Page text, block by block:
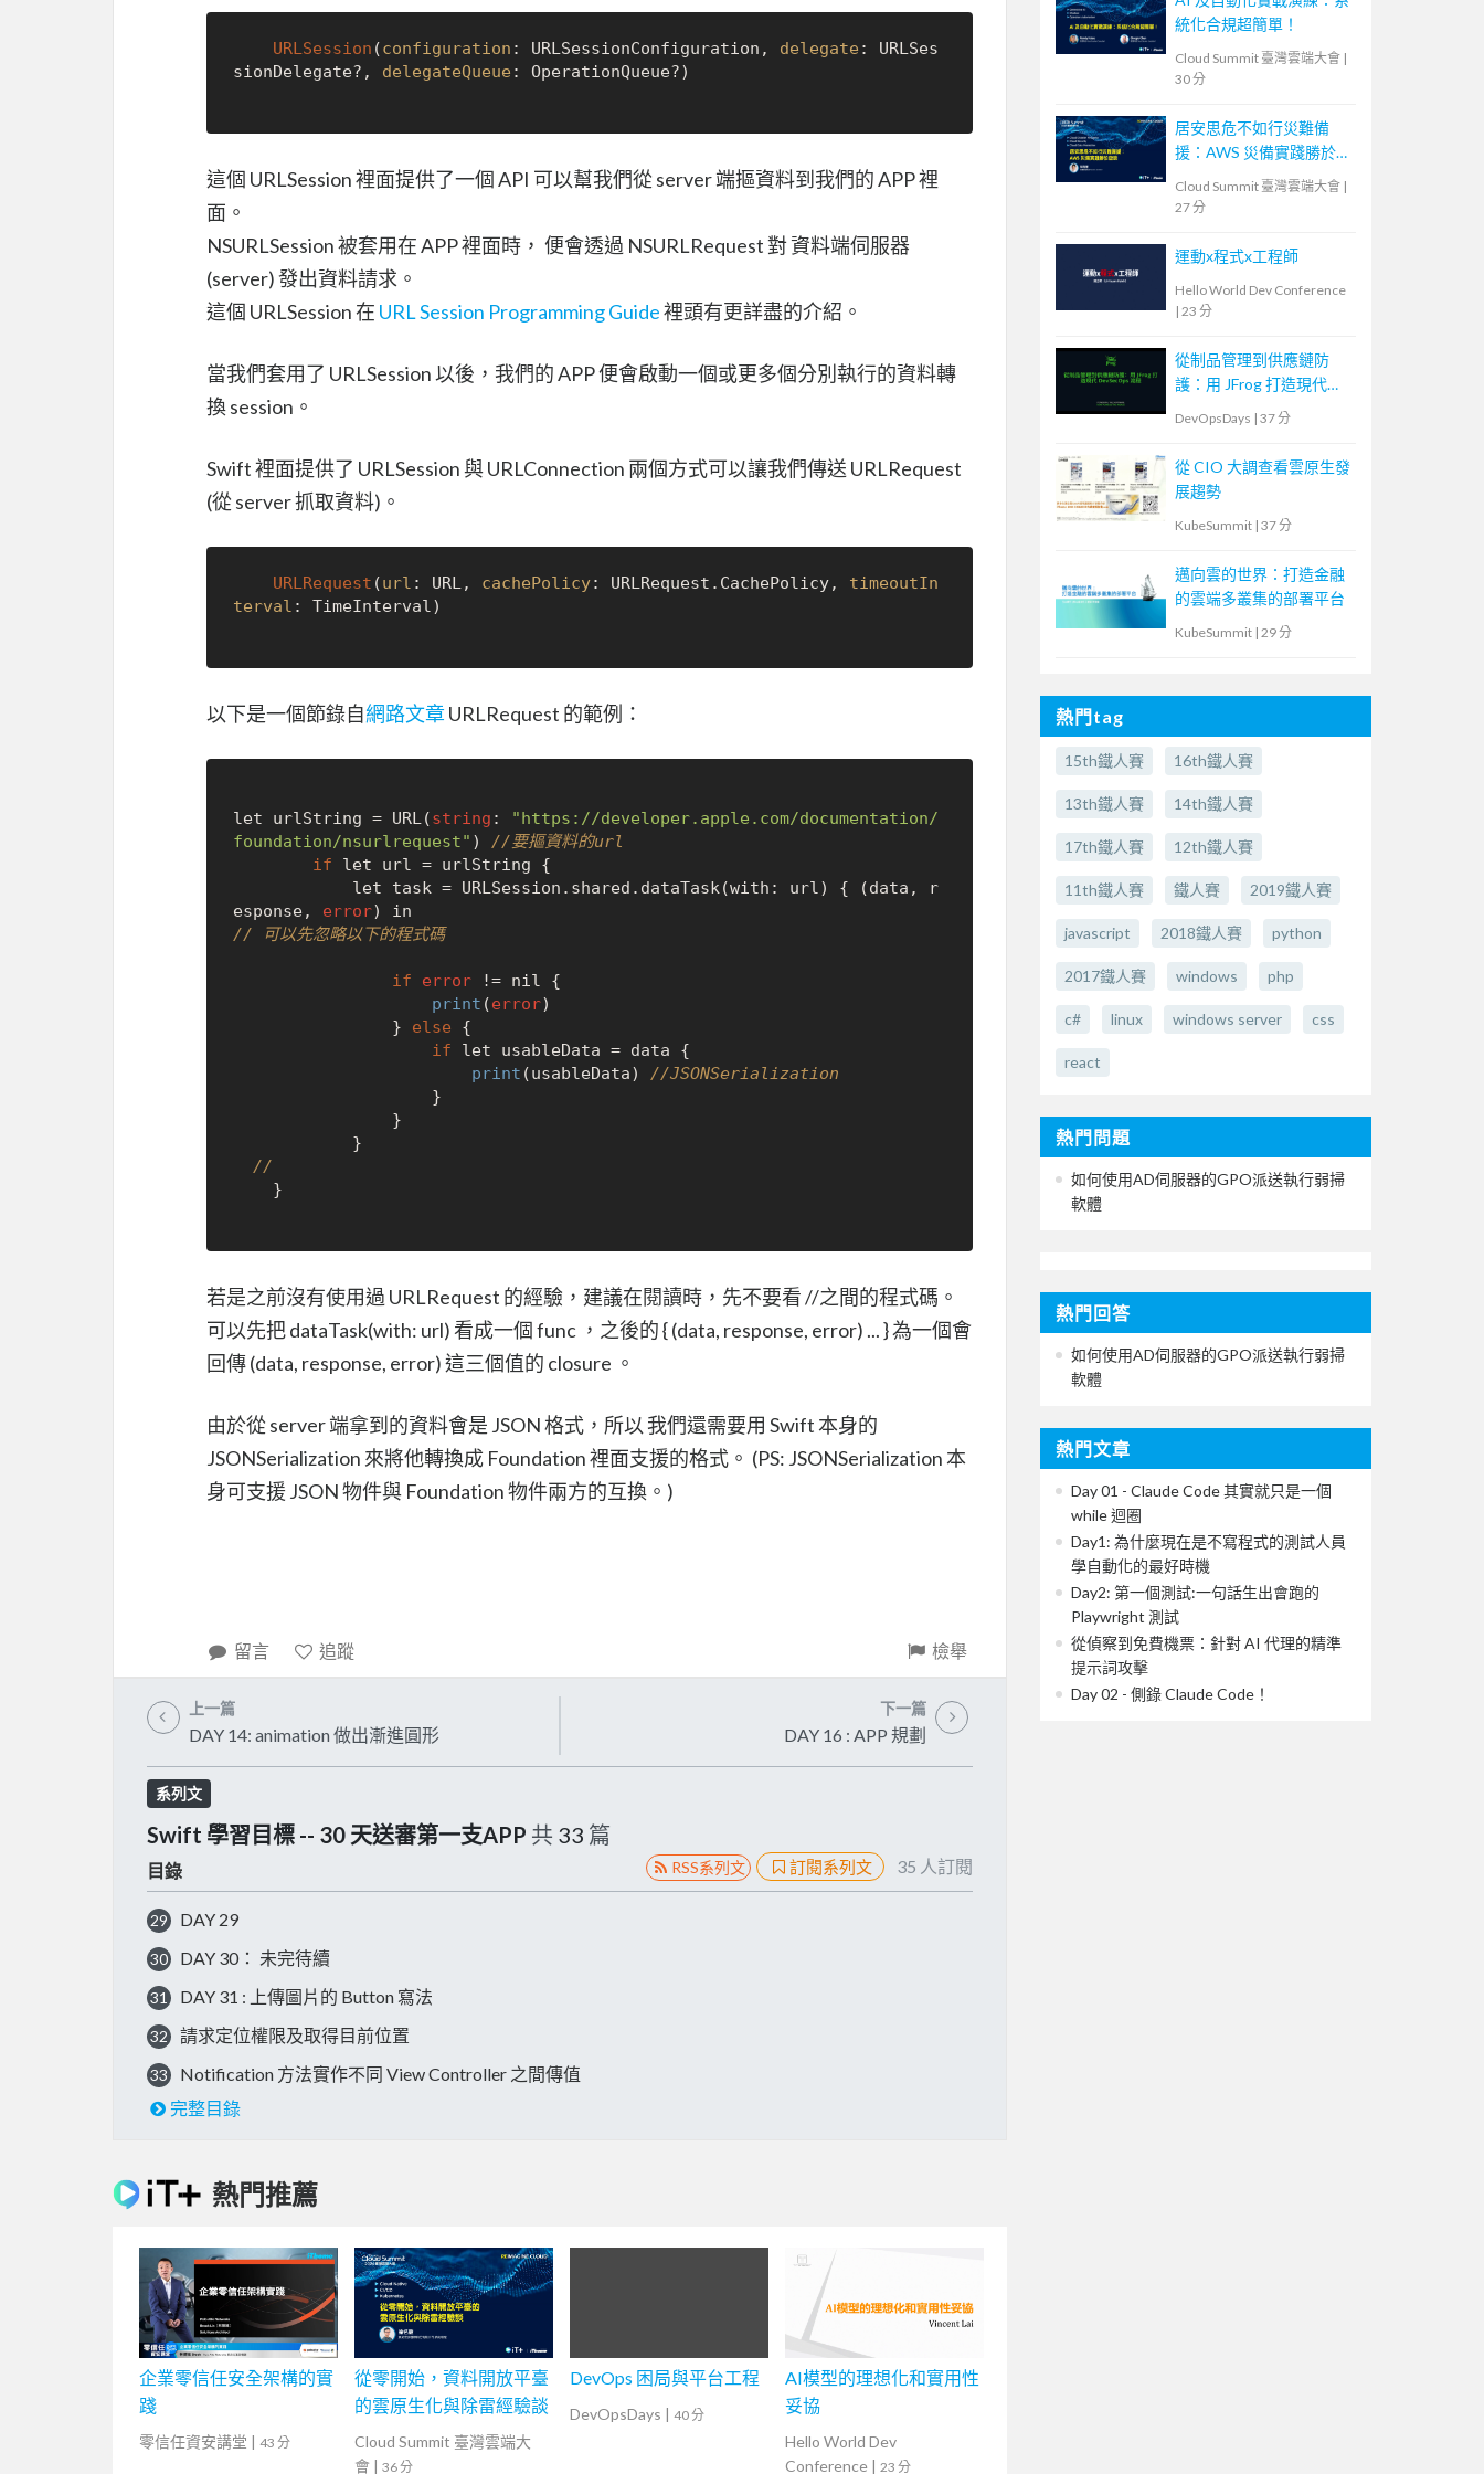
URLSession (configuration : URLSessionConfiguration, delegate : URLSes
sionDelegate?, delegateQueue : OperationQueue?)
這個 URLSession 裡面提供了一個 API 可以幫我們從 server 端摳資料到我們的 APP 裡
面。
NSURLSession 被套用在 APP 裡面時， 便會透過 NSURLRequest 對 資料端伺服器
(server) 發出資料請求。
這個 URLSession 在 URL Session Programming Guide裡頭有更詳盡的介紹。
當我們套用了 URLSession 以後，我們的 APP 便會啟動一個或更多個分別執行的資料轉
換 session。
Swift 裡面提供了 URLSession 與 URLConnection 兩個方式可以讓我們傳送 URLRequest
(從 server 抓取資料)。
URLRequest (url : URL, cachePolicy: URLRequest.CachePolicy, timeoutIn
terval : TimeInterval)
以下是一個節錄自網路文章URLRequest 的範例：
let urlString = URL(string :
"https://developer.apple.com/documentation/
foundation/nsurlrequest" ) //要摳資料的url
if let url = urlString {
esponse, error
// 可以先忽略以下的程式碼
if error != nil {
print (error)
                }
else {
if let usableData = data {
print (usableData) //JSONSerialization
//
若是之前沒有使用過 URLRequest 的經驗，建議在閱讀時，先不要看 //之間的程式碼。
可以先把 dataTask(with: url) 看成一個 func ，之後的 { (data, response, error) ... } 為一個會
回傳 (data, response, error) 這三個值的 closure 。
由於從 server 端拿到的資料會是 JSON 格式，所以 我們還需要用 Swift 本身的
JSONSerialization 來將他轉換成 Foundation 裡面支援的格式。 (PS: JSONSerialization 本
身可支援 JSON 物件與 Foundation 物件兩方的互換。)
留言 追蹤 檢舉
上一篇
DAY 14: animation 做出漸進圓形
下一篇
DAY 16 : APP 規劃
系列文
Swift 學習目標 -- 30 天送審第一支APP 共 33 篇
目錄 RSS系列文 訂閱系列文 35 人訂閱
29 DAY 29
30 DAY 30： 未完待續
31 DAY 31 : 上傳圖片的 Button 寫法
32 請求定位權限及取得目前位置
33
Notification 方法實作不同 View Controller 之間傳值
完整目錄
熱門推薦
企業零信任安全架構的實
踐
零信任資安講堂 | 43 分
從零開始，資料開放平臺
的雲原生化與除雷經驗談
Cloud Summit 臺灣雲端大
會 | 36 分
DevOps 困局與平台工程
DevOpsDays | 40 分
AI模型的理想化和實用性
妥協
Hello World Dev
Conference | 23 分
統化合規超簡單！
Cloud Summit 臺灣雲端大會 |
30 分
居安思危不如行災難備
援：AWS 災備實踐勝於空
Cloud Summit 臺灣雲端大會 |
27 分
運動x程式x工程師
Hello World Dev Conference
| 23 分
從制品管理到供應鏈防
護：用 JFrog 打造現代
DevSecOps 流程
DevOpsDays | 37 分
從 CIO 大調查看雲原生發
展趨勢
KubeSummit | 37 分
邁向雲的世界：打造金融
的雲端多叢集的部署平台
KubeSummit | 29 分
熱門tag
15th鐵人賽 16th鐵人賽
13th鐵人賽 14th鐵人賽
17th鐵人賽 12th鐵人賽
11th鐵人賽 鐵人賽 2019鐵人賽
javascript 2018鐵人賽 python
2017鐵人賽 windows php
c# linux windows server css
react
熱門問題
如何使用AD伺服器的GPO派送執行弱掃
軟體
熱門回答
如何使用AD伺服器的GPO派送執行弱掃
軟體
熱門文章
Day 01 - Claude Code 其實就只是一個
while 迴圈
Day1: 為什麼現在是不寫程式的測試人員
學自動化的最好時機
Day2: 第一個測試:一句話生出會跑的
Playwright 測試
從偵察到免費機票：針對 AI 代理的精準
提示詞攻擊
Day 02 - 側錄 Claude Code！